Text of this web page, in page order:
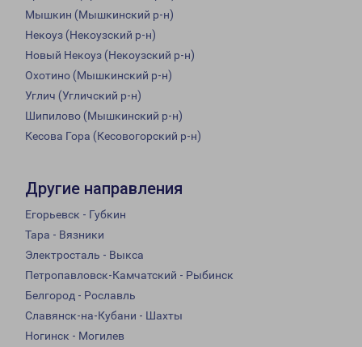
Мышкин (Мышкинский р-н)
Некоуз (Некоузский р-н)
Новый Некоуз (Некоузский р-н)
Охотино (Мышкинский р-н)
Углич (Угличский р-н)
Шипилово (Мышкинский р-н)
Кесова Гора (Кесовогорский р-н)
Другие направления
Егорьевск - Губкин
Тара - Вязники
Электросталь - Выкса
Петропавловск-Камчатский - Рыбинск
Белгород - Рославль
Славянск-на-Кубани - Шахты
Ногинск - Могилев